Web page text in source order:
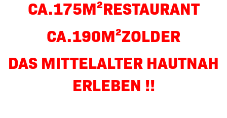
CA.175M²RESTAURANT
CA.190M²ZOLDER
DAS MITTELALTER HAUTNAH
ERLEBEN !!